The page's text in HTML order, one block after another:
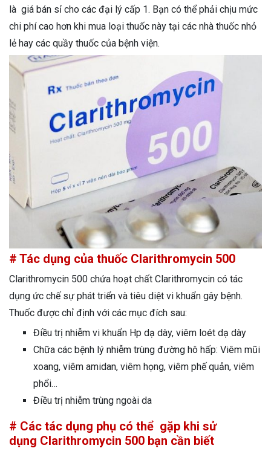
là giá bán sỉ cho các đại lý cấp 1. Bạn có thể phải chịu mức
chi phí cao hơn khi mua loại thuốc này tại các nhà thuốc nhỏ
lẻ hay các quầy thuốc của bệnh viện.
# Tác dụng của thuốc Clarithromycin 500
Clarithromycin 500 chứa hoạt chất Clarithromycin có tác
dụng ức chế sự phát triển và tiêu diệt vi khuẩn gây bệnh.
Thuốc được chỉ định với các mục đích sau:
Điều trị nhiễm vi khuẩn Hp dạ dày, viêm loét dạ dày
Chữa các bệnh lý nhiễm trùng đường hô hấp: Viêm mũi
xoang, viêm amidan, viêm họng, viêm phế quản, viêm
phổi…
Điều trị nhiễm trùng ngoài da
# Các tác dụng phụ có thể gặp khi sử
dụng Clarithromycin 500 bạn cần biết